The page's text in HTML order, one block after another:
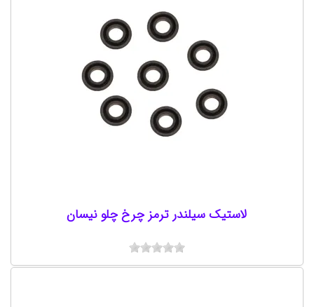
لاستیک سیلندر ترمز چرخ چلو نیسان